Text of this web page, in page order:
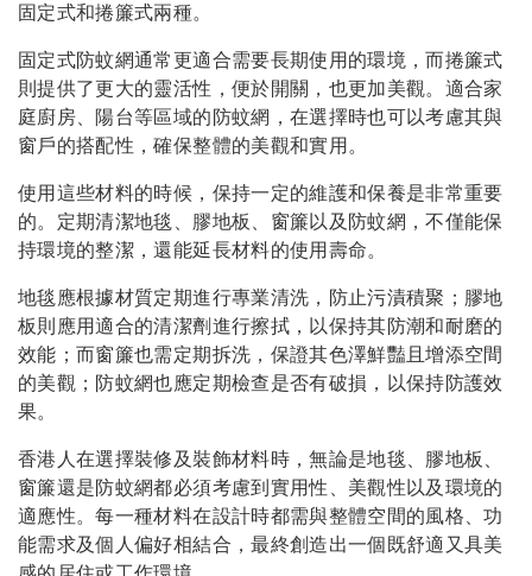
固定式和捲簾式兩種。
固定式防蚊網通常更適合需要長期使用的環境，而捲簾式
則提供了更大的靈活性，便於開關，也更加美觀。適合家
庭廚房、陽台等區域的防蚊網，在選擇時也可以考慮其與
窗戶的搭配性，確保整體的美觀和實用。
使用這些材料的時候，保持一定的維護和保養是非常重要
的。定期清潔地毯、膠地板、窗簾以及防蚊網，不僅能保
持環境的整潔，還能延長材料的使用壽命。
地毯應根據材質定期進行專業清洗，防止污漬積聚；膠地
板則應用適合的清潔劑進行擦拭，以保持其防潮和耐磨的
效能；而窗簾也需定期拆洗，保證其色澤鮮豔且增添空間
的美觀；防蚊網也應定期檢查是否有破損，以保持防護效
果。
香港人在選擇裝修及裝飾材料時，無論是地毯、膠地板、
窗簾還是防蚊網都必須考慮到實用性、美觀性以及環境的
適應性。每一種材料在設計時都需與整體空間的風格、功
能需求及個人偏好相結合，最終創造出一個既舒適又具美